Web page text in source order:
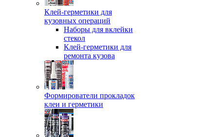
Клей-герметики для
кузовных операций
Наборы для вклейки
стекол
Клей-герметики для
ремонта кузова
Формирователи прокладок
клеи и герметики